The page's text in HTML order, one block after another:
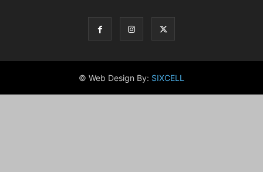
© Web Design By: SIXCELL